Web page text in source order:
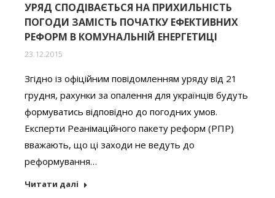
УРЯД СПОДІВАЄТЬСЯ НА ПРИХИЛЬНІСТЬ
ПОГОДИ ЗАМІСТЬ ПОЧАТКУ ЕФЕКТИВНИХ
РЕФОРМ В КОМУНАЛЬНІЙ ЕНЕРГЕТИЦІ
23.12.2015
Згідно із офіційним повідомленням уряду від 21
грудня, рахунки за опалення для українців будуть
формуватись відповідно до погодних умов.
Експерти Реанімаційного пакету реформ (РПР)
вважають, що ці заходи не ведуть до
реформування…
Читати далі